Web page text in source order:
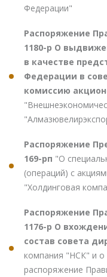
Федерации"
Распоряжение
1180-р О
в качестве
Федерации в
комиссию
Распоряжение
169-рп "О
(операций) с
"Холдинговая
Распоряжение
1176-р О
состав совета
компания "НСК" и о
распоряжение